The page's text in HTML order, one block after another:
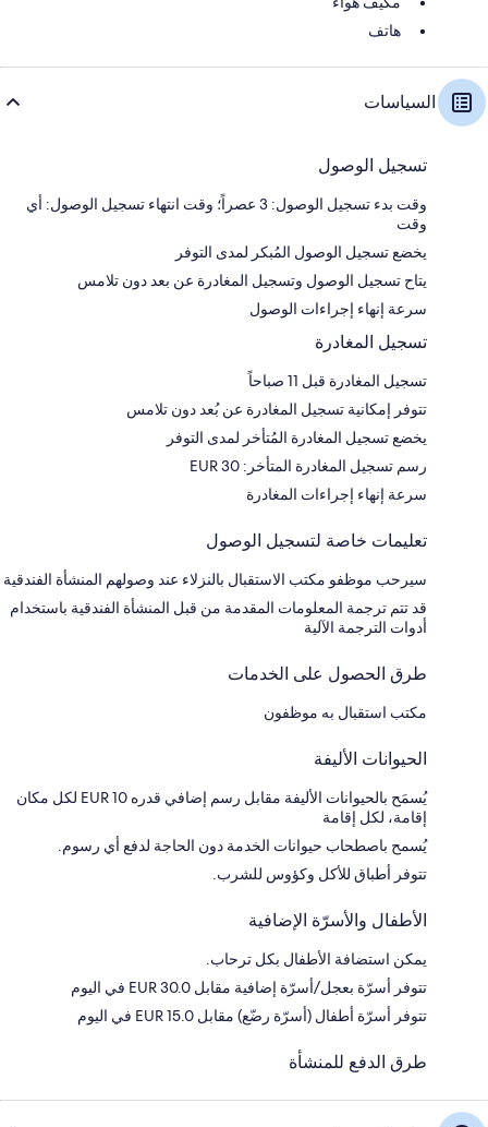
هاتف
السياسات
تسجيل الوصول
وقت بدء تسجيل الوصول: 3 عصراً؛ وقت انتهاء تسجيل الوصول: أي
وقت
يخضع تسجيل الوصول المُبكر لمدى التوفر
يتاح تسجيل الوصول وتسجيل المغادرة عن بعد دون تلامس
سرعة إنهاء إجراءات الوصول
تسجيل المغادرة
تسجيل المغادرة قبل 11 صباحاً
تتوفر إمكانية تسجيل المغادرة عن بُعد دون تلامس
يخضع تسجيل المغادرة المُتأخر لمدى التوفر
رسم تسجيل المغادرة المتأخر: 30 EUR
سرعة إنهاء إجراءات المغادرة
تعليمات خاصة لتسجيل الوصول
سيرحب موظفو مكتب الاستقبال بالنزلاء عند وصولهم المنشأة الفندقية
قد تتم ترجمة المعلومات المقدمة من قبل المنشأة الفندقية باستخدام
أدوات الترجمة الآلية
طرق الحصول على الخدمات
مكتب استقبال به موظفون
الحيوانات الأليفة
يُسمَح بالحيوانات الأليفة مقابل رسم إضافي قدره EUR 10 لكل مكان
إقامة، لكل إقامة
يُسمح باصطحاب حيوانات الخدمة دون الحاجة لدفع أي رسوم.
تتوفر أطباق للأكل وكؤوس للشرب.
الأطفال والأسرّة الإضافية
يمكن استضافة الأطفال بكل ترحاب.
تتوفر أسرّة بعجل/أسرّة إضافية مقابل EUR 30.0 في اليوم
تتوفر أسرّة أطفال (أسرّة رضّع) مقابل EUR 15.0 في اليوم
طرق الدفع للمنشأة